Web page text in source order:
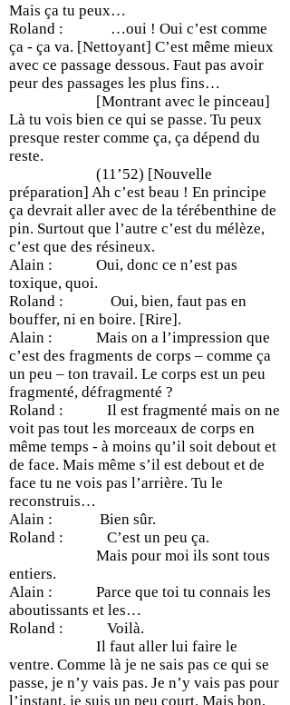
Mais ça tu peux…
Roland : …oui ! Oui c’est comme
ça - ça va. [Nettoyant] C’est même mieux
avec ce passage dessous. Faut pas avoir
peur des passages les plus fins…
[Montrant avec le pinceau]
Là tu vois bien ce qui se passe. Tu peux
presque rester comme ça, ça dépend du
reste.
(11’52) [Nouvelle
préparation] Ah c’est beau ! En principe
ça devrait aller avec de la térébenthine de
pin. Surtout que l’autre c’est du mélèze,
c’est que des résineux.
Alain : Oui, donc ce n’est pas
toxique, quoi.
Roland : Oui, bien, faut pas en
bouffer, ni en boire. [Rire].
Alain : Mais on a l’impression que
c’est des fragments de corps – comme ça
un peu – ton travail. Le corps est un peu
fragmenté, défragmenté ?
Roland : Il est fragmenté mais on ne
voit pas tout les morceaux de corps en
même temps - à moins qu’il soit debout et
de face. Mais même s’il est debout et de
face tu ne vois pas l’arrière. Tu le
reconstruis…
Alain : Bien sûr.
Roland : C’est un peu ça.
Mais pour moi ils sont tous
entiers.
Alain : Parce que toi tu connais les
aboutissants et les…
Roland : Voilà.
Il faut aller lui faire le
ventre. Comme là je ne sais pas ce qui se
passe, je n’y vais pas. Je n’y vais pas pour
l’instant, je suis un peu court. Mais bon,